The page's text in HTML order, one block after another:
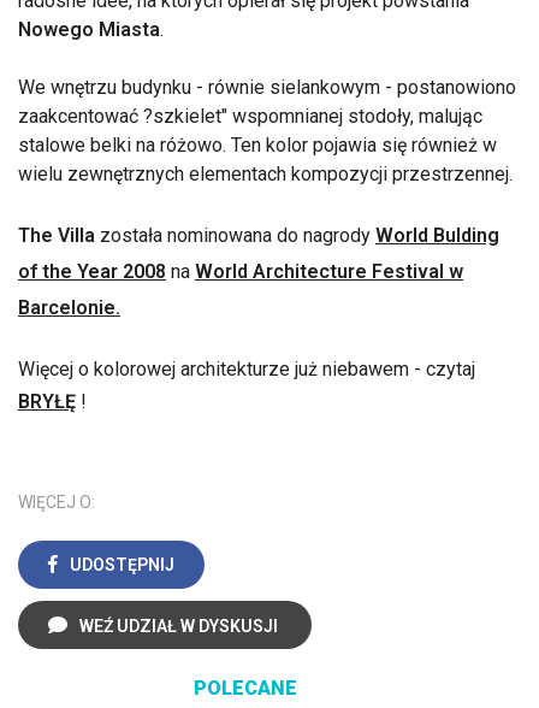
Nowego Miasta.
We wnętrzu budynku - równie sielankowym - postanowiono
zaakcentować ?szkielet" wspomnianej stodoły, malując
stalowe belki na różowo. Ten kolor pojawia się również w
wielu zewnętrznych elementach kompozycji przestrzennej.
The Villa została nominowana do nagrody World Bulding
of the Year 2008 na World Architecture Festival w
Barcelonie.
Więcej o kolorowej architekturze już niebawem - czytaj
BRYŁĘ !
WIĘCEJ O:
UDOSTĘPNIJ
WEŹ UDZIAŁ W DYSKUSJI
POLECANE